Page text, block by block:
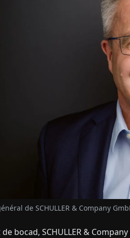
de SCHULLER & Company
de bocad, SCHULLER &